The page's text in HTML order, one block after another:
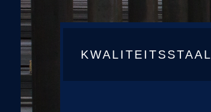
KWALITEITSSTAAL